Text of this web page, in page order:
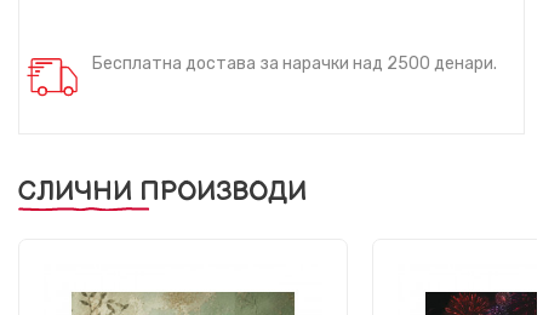
Бесплатна достава за нарачки над 2500 денари.
СЛИЧНИ ПРОИЗВОДИ